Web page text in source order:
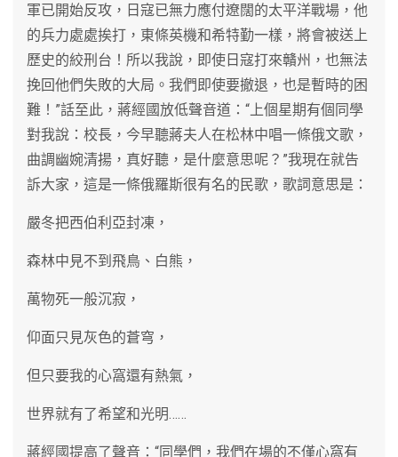
軍已開始反攻，日寇已無力應付遼闊的太平洋戰場，他
的兵力處處挨打，東條英機和希特勤一樣，將會被送上
歷史的絞刑台！所以我說，即使日寇打來贛州，也無法
挽回他們失敗的大局。我們即使要撤退，也是暫時的困
難！”話至此，蔣經國放低聲音道：“上個星期有個同學
對我說：校長，今早聽蔣夫人在松林中唱一條俄文歌，
曲調幽婉清揚，真好聽，是什麼意思呢？”我現在就告
訴大家，這是一條俄羅斯很有名的民歌，歌詞意思是：
嚴冬把西伯利亞封凍，
森林中見不到飛鳥、白熊，
萬物死一般沉寂，
仰面只見灰色的蒼穹，
但只要我的心窩還有熱氣，
世界就有了希望和光明……
蔣經國提高了聲音：“同學們，我們在場的不僅心窩有